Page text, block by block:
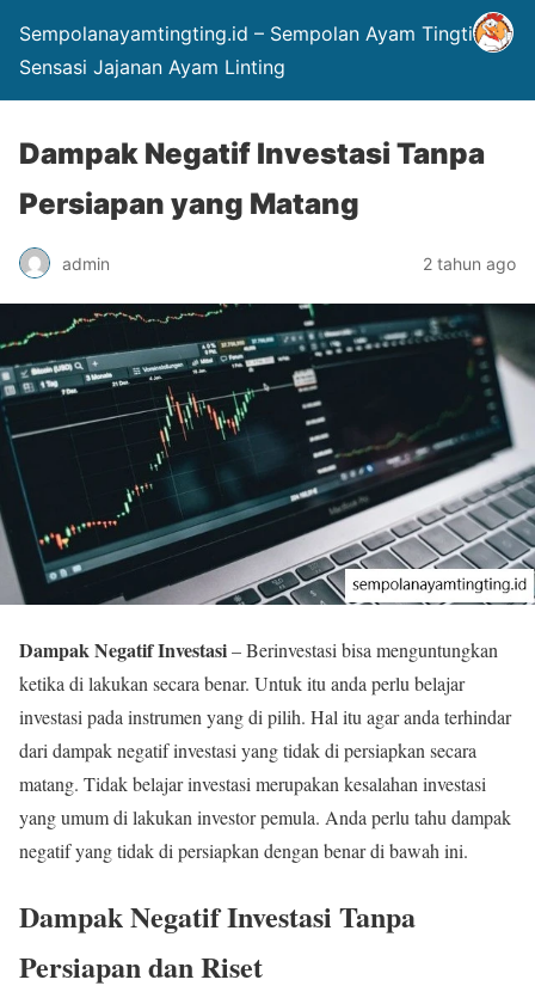
Sempolanayamtingting.id – Sempolan Ayam Tingting
Sensasi Jajanan Ayam Linting
Dampak Negatif Investasi Tanpa
Persiapan yang Matang
admin 2 tahun ago
Dampak Negatif Investasi– Berinvestasi bisa menguntungkan
ketika di lakukan secara benar. Untuk itu anda perlu belajar
investasi pada instrumen yang di pilih. Hal itu agar anda terhindar
dari dampak negatif investasi yang tidak di persiapkan secara
matang. Tidak belajar investasi merupakan kesalahan investasi
yang umum di lakukan investor pemula. Anda perlu tahu dampak
negatif yang tidak di persiapkan dengan benar di bawah ini.
Dampak Negatif Investasi Tanpa
Persiapan dan Riset